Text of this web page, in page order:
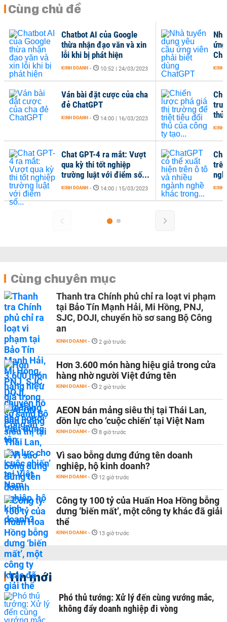
Cùng chủ đề
Chatbot AI của Google
thừa nhận đạo văn và xin
lỗi khi bị phát hiện
KINH DOANH - 10:52 | 24/03/2023
Ván bài đặt cược của cha
đẻ ChatGPT
KINH DOANH - 14:00 | 16/03/2023
Chat GPT-4 ra mắt: Vượt
qua kỳ thi tốt nghiệp
trường luật với điểm số...
KINH DOANH - 14:00 | 15/03/2023
KINH
thủ
KINH
KINH
Cùng chuyên mục
Thanh tra Chính phủ chỉ ra loạt vi phạm
tại Bảo Tín Mạnh Hải, Mi Hồng, PNJ,
SJC, DOJI, chuyển hồ sơ sang Bộ Công
an
KINH DOANH - 2 giờ trước
Hơn 3.600 món hàng hiệu giả trong cửa
hàng nhờ người Việt đứng tên
KINH DOANH - 2 giờ trước
AEON bán mảng siêu thị tại Thái Lan,
dồn lực cho ‘cuộc chiến’ tại Việt Nam
KINH DOANH - 8 giờ trước
Vì sao bỗng dưng đứng tên doanh
nghiệp, hộ kinh doanh?
KINH DOANH - 12 giờ trước
Công ty 100 tỷ của Huấn Hoa Hồng bỗng
dưng ‘biến mất’, một công ty khác đã giải
thể
KINH DOANH - 13 giờ trước
Tin mới
Phó thủ tướng: Xử lý đến cùng vướng mắc,
không đẩy doanh nghiệp đi vòng